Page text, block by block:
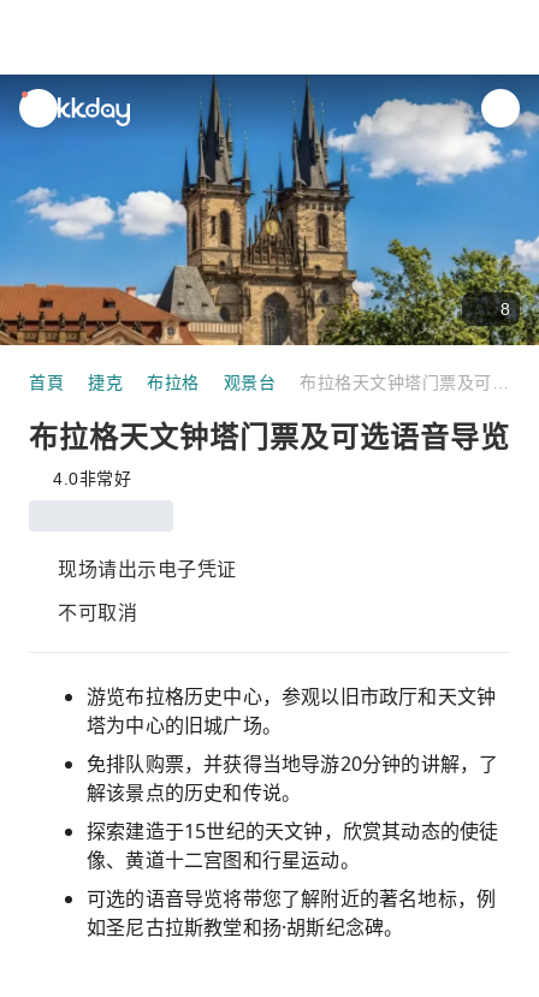
unread
notifications
8
首頁 捷克 布拉格 观景台
布拉格天文钟塔门票及可选语音导览
4.0非常好
现场请出示电子凭证
不可取消
游览布拉格历史中心，参观以旧市政厅和天文钟
塔为中心的旧城广场。
免排队购票，并获得当地导游20分钟的讲解，了
解该景点的历史和传说。
探索建造于15世纪的天文钟，欣赏其动态的使徒
像、黄道十二宫图和行星运动。
可选的语音导览将带您了解附近的著名地标，例
如圣尼古拉斯教堂和扬·胡斯纪念碑。